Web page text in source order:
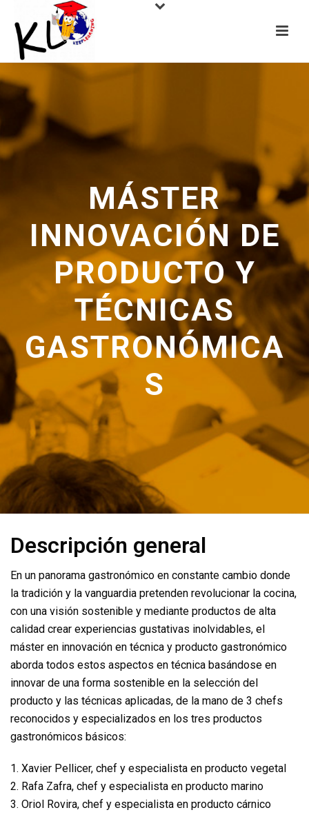
MÁSTER
INNOVACIÓN DE
PRODUCTO Y
TÉCNICAS
GASTRONÓMICA
S
Descripción general
En un panorama gastronómico en constante cambio donde
la tradición y la vanguardia pretenden revolucionar la cocina,
con una visión sostenible y mediante productos de alta
calidad crear experiencias gustativas inolvidables, el
máster en innovación en técnica y producto gastronómico
aborda todos estos aspectos en técnica basándose en
innovar de una forma sostenible en la selección del
producto y las técnicas aplicadas, de la mano de 3 chefs
reconocidos y especializados en los tres productos
gastronómicos básicos:
1. Xavier Pellicer, chef y especialista en producto vegetal
2. Rafa Zafra, chef y especialista en producto marino
3. Oriol Rovira, chef y especialista en producto cárnico